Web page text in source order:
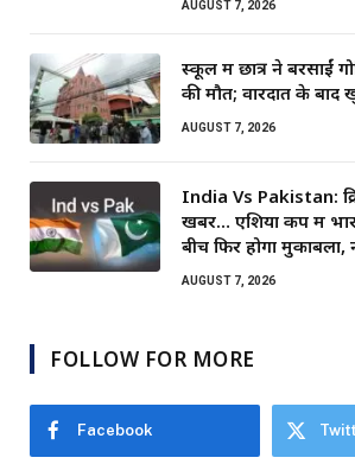
AUGUST 7, 2026
स्कूल में छात्र ने बरसाईं
की मौत; वारदात के बाद
AUGUST 7, 2026
India Vs Pakistan:
खबर… एशिया कप में
बीच फिर होगा
AUGUST 7, 2026
FOLLOW FOR MORE
Facebook